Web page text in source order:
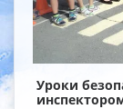
Уроки